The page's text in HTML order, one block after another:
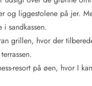
og liggestolene på jer.
sandkassen.
grillen, hvor der
resort på øen, hvor I